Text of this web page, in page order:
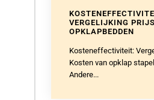
OPKLAPBEDDEN
Kosteneffectiviteit:
Kosten van opklap